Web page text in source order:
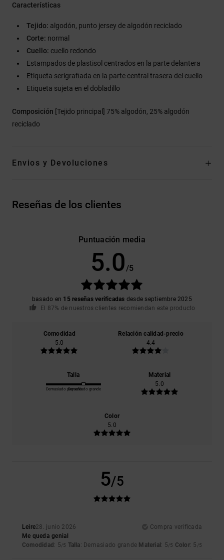
Características
Tejido: algodón, punto jersey de algodón reciclado
Corte: normal
Cuello: cuello redondo
Estampados de plastisol centrados en la parte delantera
Etiqueta serigrafiada en la parte central trasera del cuello
Etiqueta sujeta en el dobladillo
Composición [Tejido principal] 75% algodón, 25% algodón
reciclado
Envios y Devoluciones
Reseñas de los clientes
Puntuación media
5.0 /5
basado en 15 reseñas verificadas desde septiembre 2025
El 87% de nuestros clientes recomiendan este producto
Comodidad
5.0
Relación calidad-precio
4.4
Talla
Demasiado pequeñoDemasiado grande
Material
5.0
Color
5.0
5/5
Leire28. junio 2026
Compra verificada
Me queda genial
Comodidad : 5/5 Talla: Demasiado grande Material : 5/5 Color: 5 /5